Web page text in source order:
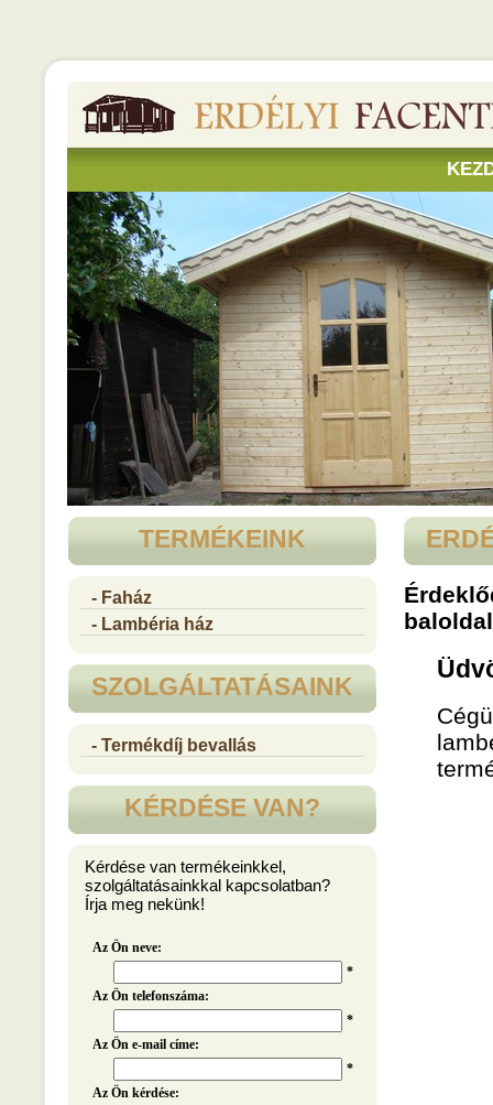
Erdélyi
faházak,
fenyő
bútorok,
lambéria,
TERMÉKEINK
- Faház
- Lambéria ház
SZOLGÁLTATÁSAINK
- Termékdíj bevallás
KÉRDÉSE VAN?
Kérdése van termékeinkkel,
szolgáltatásainkkal kapcsolatban?
Írja meg nekünk!
Az Ön neve:
*
Az Ön telefonszáma:
*
Az Ön e-mail címe:
*
Az Ön kérdése: